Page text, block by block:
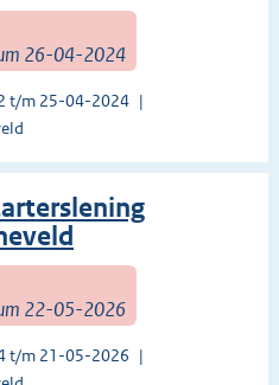
26-04-2024
t/m 25-04-2024
22-05-2026
t/m 21-05-2026